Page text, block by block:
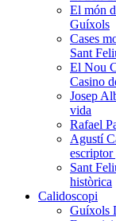
El món
Guíxols
Cases
Sant
El Nou
Casino
Josep
vida
Rafael
Agustí
Sant
històrica
Calidoscopi
Guíxols